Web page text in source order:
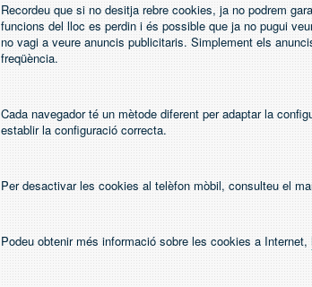
Recordeu que si no desitja rebre cookies, ja no podrem
funcions del lloc es perdin i és possible que ja no pugui
no vagi a veure anuncis publicitaris. Simplement els
freqüència.
Cada navegador té un mètode diferent per adaptar la
establir la configuració correcta.
Per desactivar les cookies al telèfon mòbil, consulteu el
Podeu obtenir més informació sobre les cookies a Internet,